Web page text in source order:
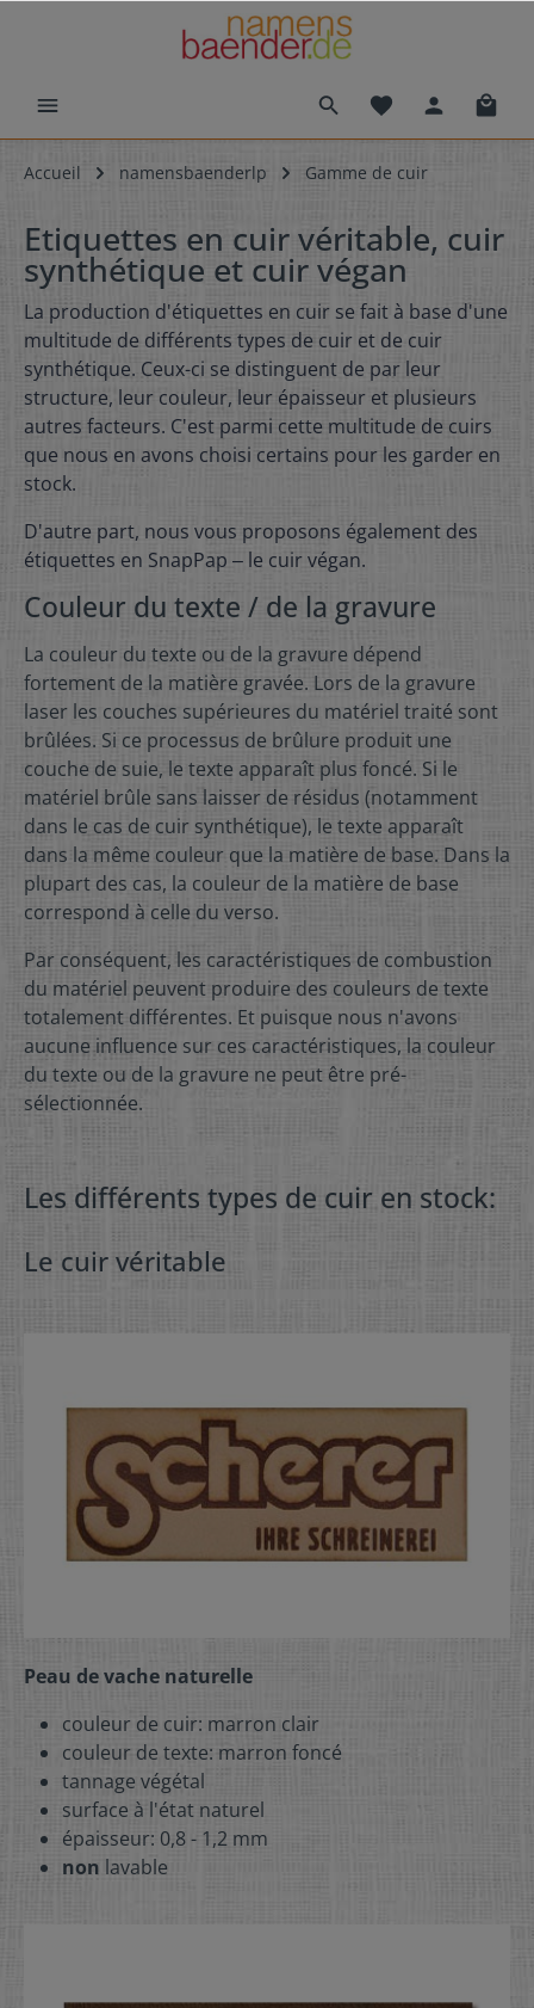
Accueil namensbaenderlp Gamme de cuir
Etiquettes en cuir véritable, cuir
synthétique et cuir végan
La production d'étiquettes en cuir se fait à base d'une
multitude de différents types de cuir et de cuir
synthétique. Ceux-ci se distinguent de par leur
structure, leur couleur, leur épaisseur et plusieurs
autres facteurs. C'est parmi cette multitude de cuirs
que nous en avons choisi certains pour les garder en
stock.
D'autre part, nous vous proposons également des
étiquettes en SnapPap ‒ le cuir végan.
Couleur du texte / de la gravure
La couleur du texte ou de la gravure dépend
fortement de la matière gravée. Lors de la gravure
laser les couches supérieures du matériel traité sont
brûlées. Si ce processus de brûlure produit une
couche de suie, le texte apparaît plus foncé. Si le
matériel brûle sans laisser de résidus (notamment
dans le cas de cuir synthétique), le texte apparaît
dans la même couleur que la matière de base. Dans la
plupart des cas, la couleur de la matière de base
correspond à celle du verso.
Par conséquent, les caractéristiques de combustion
du matériel peuvent produire des couleurs de texte
totalement différentes. Et puisque nous n'avons
aucune influence sur ces caractéristiques, la couleur
du texte ou de la gravure ne peut être pré-
sélectionnée.
Les différents types de cuir en stock:
Le cuir véritable
Peau de vache naturelle
couleur de cuir: marron clair
couleur de texte: marron foncé
tannage végétal
surface à l'état naturel
épaisseur: 0,8 - 1,2 mm
non lavable